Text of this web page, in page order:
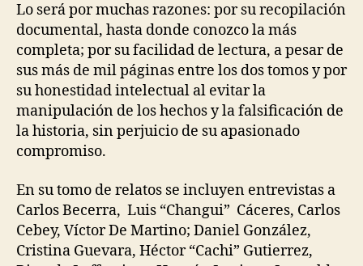
Lo será por muchas razones: por su recopilación
documental, hasta donde conozco la más
completa; por su facilidad de lectura, a pesar de
sus más de mil páginas entre los dos tomos y por
su honestidad intelectual al evitar la
manipulación de los hechos y la falsificación de
la historia, sin perjuicio de su apasionado
compromiso.
En su tomo de relatos se incluyen entrevistas a
Carlos Becerra, Luis “Changui” Cáceres, Carlos
Cebey, Víctor De Martino; Daniel González,
Cristina Guevara, Héctor “Cachi” Gutierrez,